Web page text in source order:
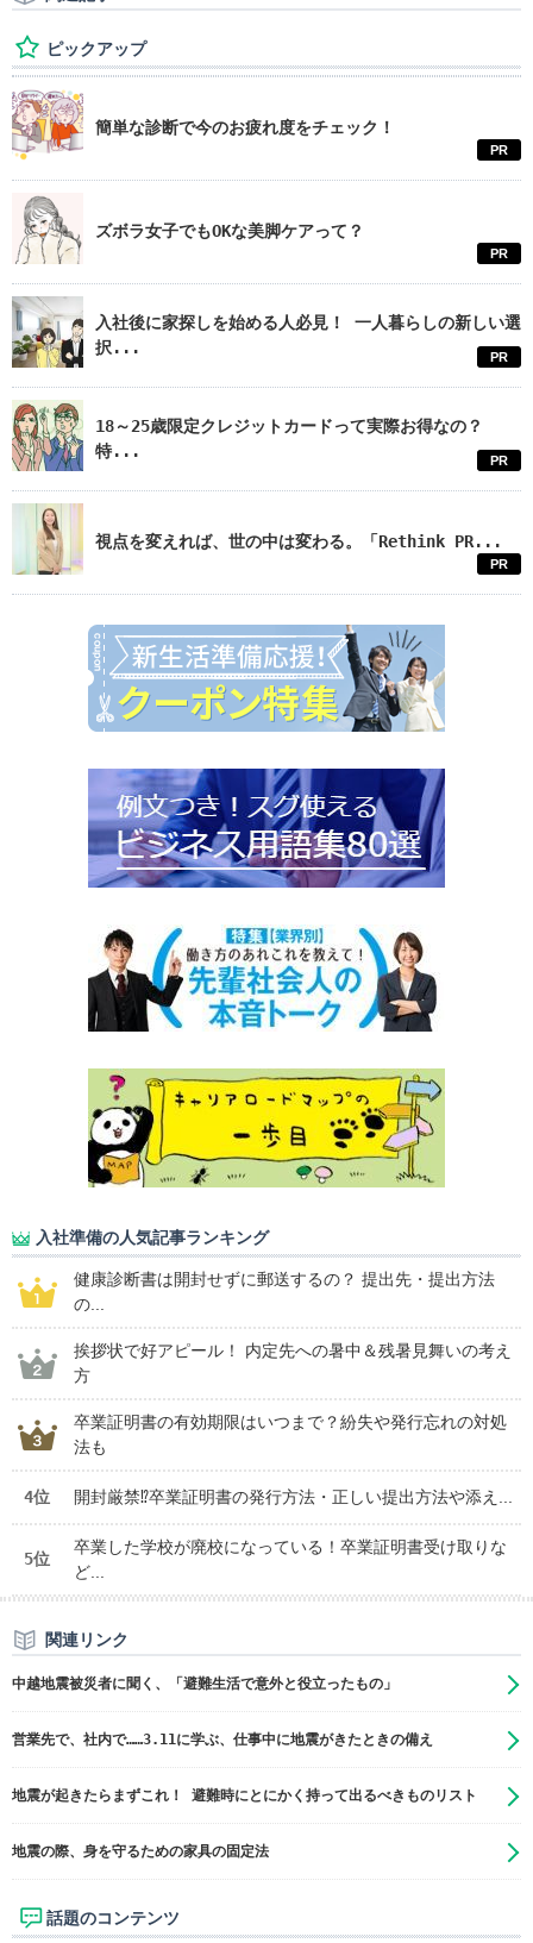
ピックアップ
簡単な診断で今のお疲れ度をチェック！
PR
ズボラ女子でもOKな美脚ケアって？
PR
入社後に家探しを始める人必見！ 一人暮らしの新しい選
択...
PR
18～25歳限定クレジットカードって実際お得なの？
特...
PR
視点を変えれば、世の中は変わる。「Rethink PR...
PR
入社準備の人気記事ランキング
健康診断書は開封せずに郵送するの？ 提出先・提出方法
の...
挨拶状で好アピール！ 内定先への暑中＆残暑見舞いの考え
方
卒業証明書の有効期限はいつまで？紛失や発行忘れの対処
法も
4位 開封厳禁⁉卒業証明書の発行方法・正しい提出方法や添え...
5位
卒業した学校が廃校になっている！卒業証明書受け取りな
ど...
関連リンク
中越地震被災者に聞く、「避難生活で意外と役立ったもの」
営業先で、社内で……3.11に学ぶ、仕事中に地震がきたときの備え
地震が起きたらまずこれ！ 避難時にとにかく持って出るべきものリスト
地震の際、身を守るための家具の固定法
話題のコンテンツ